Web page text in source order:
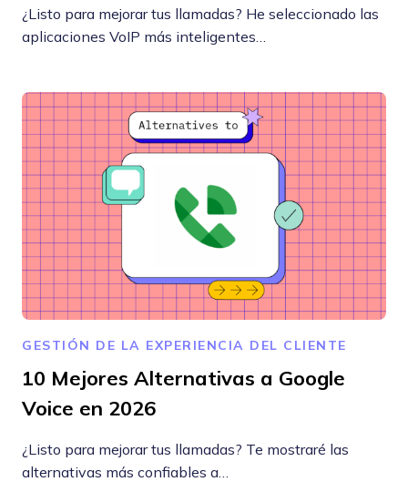
¿Listo para mejorar tus llamadas? He seleccionado las
aplicaciones VoIP más inteligentes…
GESTIÓN DE LA EXPERIENCIA DEL CLIENTE
10 Mejores Alternativas a Google
Voice en 2026
¿Listo para mejorar tus llamadas? Te mostraré las
alternativas más confiables a…